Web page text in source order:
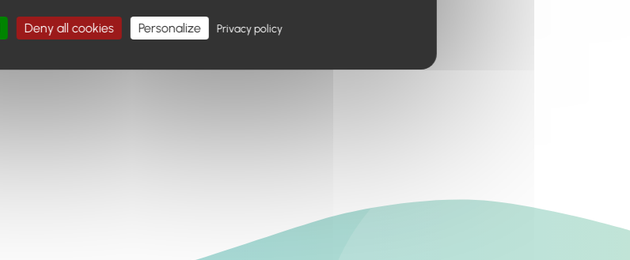
Deny all cookies Personalize Privacy policy